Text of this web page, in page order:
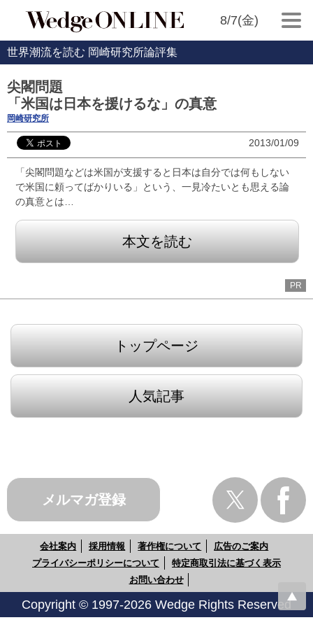
8/7(金)
世界潮流を読む 岡崎研究所論評集
尖閣問題
「米国は日本を援けるな」の真意
岡崎研究所
2013/01/09
「尖閣問題などは米国が支援すると日本は自分では何もしない
で米国に頼ってばかりいる」という、一見冷たいとも思える論
の真意とは…
本文を読む
PR
トップページ
人気記事
メルマガ登録
会社案内 採用情報 著作権について
広告のご案内
プライバシーポリシーについて
特定商取引法に基づく表示
お問い合わせ
Copyright © 1997-2026 Wedge Rights Reserved